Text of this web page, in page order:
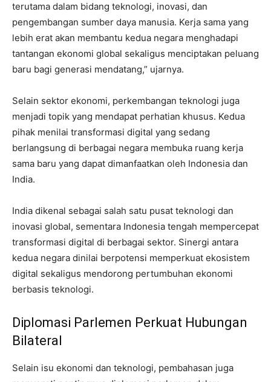
terutama dalam bidang teknologi, inovasi, dan
pengembangan sumber daya manusia. Kerja sama yang
lebih erat akan membantu kedua negara menghadapi
tantangan ekonomi global sekaligus menciptakan peluang
baru bagi generasi mendatang,” ujarnya.
Selain sektor ekonomi, perkembangan teknologi juga
menjadi topik yang mendapat perhatian khusus. Kedua
pihak menilai transformasi digital yang sedang
berlangsung di berbagai negara membuka ruang kerja
sama baru yang dapat dimanfaatkan oleh Indonesia dan
India.
India dikenal sebagai salah satu pusat teknologi dan
inovasi global, sementara Indonesia tengah mempercepat
transformasi digital di berbagai sektor. Sinergi antara
kedua negara dinilai berpotensi memperkuat ekosistem
digital sekaligus mendorong pertumbuhan ekonomi
berbasis teknologi.
Diplomasi Parlemen Perkuat Hubungan
Bilateral
Selain isu ekonomi dan teknologi, pembahasan juga